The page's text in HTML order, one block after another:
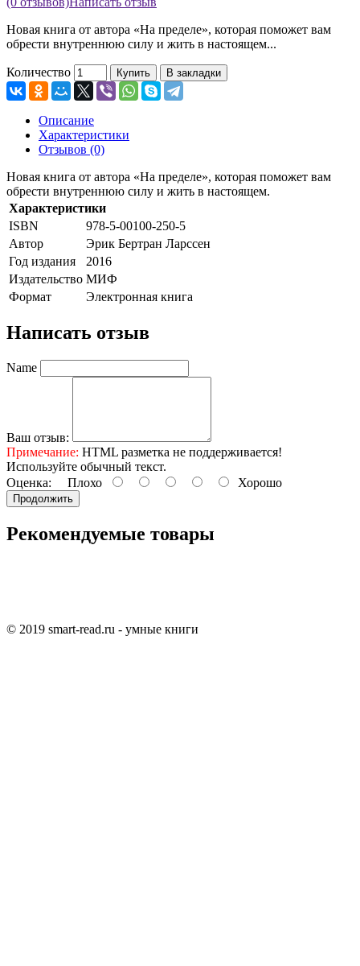
Новая книга от автора «На пределе», которая поможет вам
обрести внутреннюю силу и жить в настоящем...
Количество Купить В закладки
Описание
Характеристики
Отзывов (0)
Новая книга от автора «На пределе», которая поможет вам
обрести внутреннюю силу и жить в настоящем.
Характеристики
ISBN
978-5-00100-250-5
Автор
Эрик Бертран Ларссен
Год издания
2016
Издательство МИФ
Формат
Электронная книга
Написать отзыв
Name
Ваш отзыв:
Примечание: HTML разметка не поддерживается!
Используйте обычный текст.
Оценка: Плохо Хорошо
Продолжить
Рекомендуемые товары
© 2019 smart-read.ru - умные книги